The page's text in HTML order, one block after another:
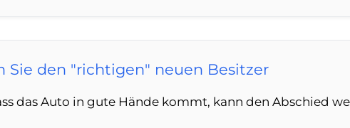
Sie den "richtigen" neuen Besitzer
das Auto in gute Hände kommt, kann den Abschied